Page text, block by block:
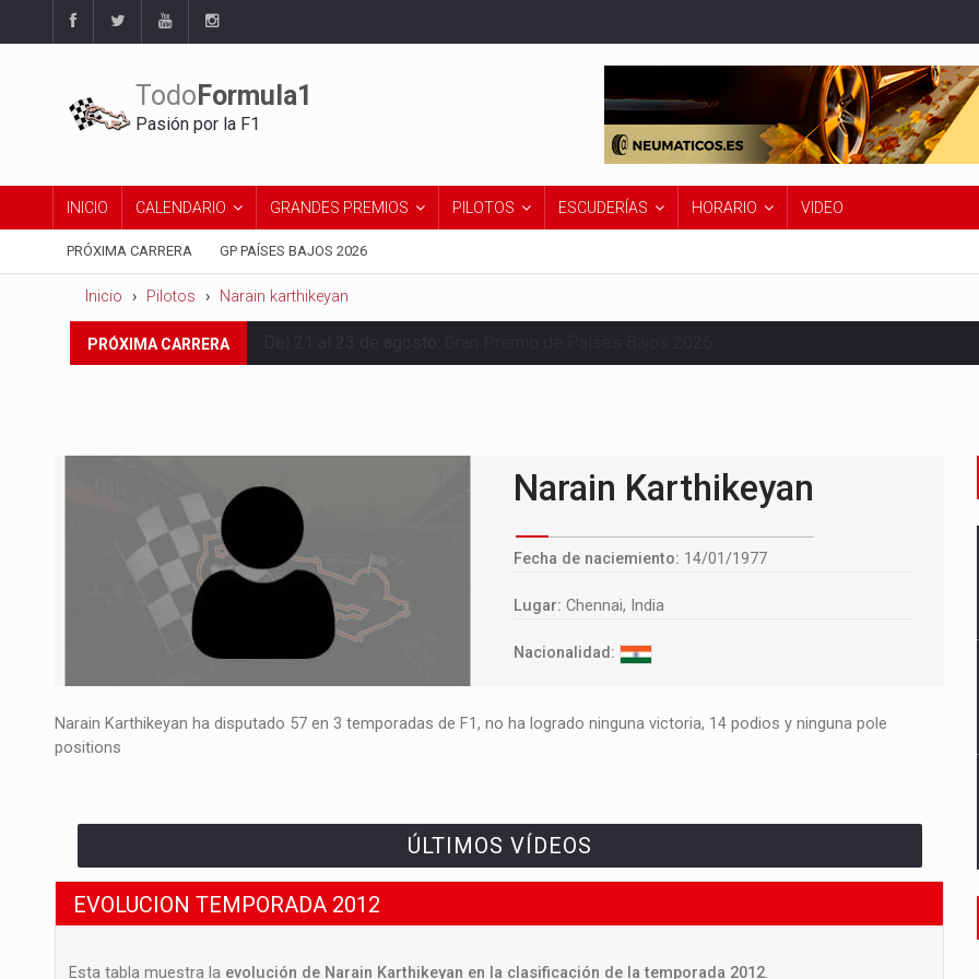
Todo Formula1
Pasión por la F1
INICIO CALENDARIO GRANDES PREMIOS PILOTOS ESCUDERÍAS HORARIO VIDEO
PRÓXIMA CARRERA GP PAÍSES BAJOS 2026
Inicio Pilotos Narain karthikeyan
PRÓXIMA CARRERA
Narain Karthikeyan
Fecha de naciemiento: 14/01/1977
Lugar: Chennai, India
Nacionalidad:
Narain Karthikeyan ha disputado 57 en 3 temporadas de F1, no ha logrado ninguna victoria, 14 podios y ninguna pole
positions
ÚLTIMOS VÍDEOS
EVOLUCION TEMPORADA 2012
Esta tabla muestra la evolución de Narain Karthikeyan en la clasificación de la temporada 2012.